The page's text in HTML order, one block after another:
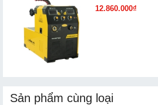
12.860.000₫
Sản phẩm cùng loại